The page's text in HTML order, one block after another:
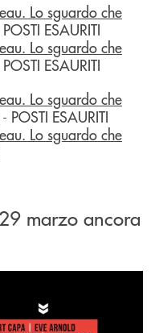
Lo sguardo che
ESAURITI
Lo sguardo che
ESAURITI
Lo sguardo che
- POSTI ESAURITI
Lo sguardo che
marzo ancora